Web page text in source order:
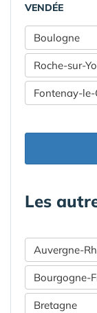
VENDÉE
Boulogne
Roche-sur-
Fontenay-le-
Les
Auvergne-
Bourgogne-
Bretagne